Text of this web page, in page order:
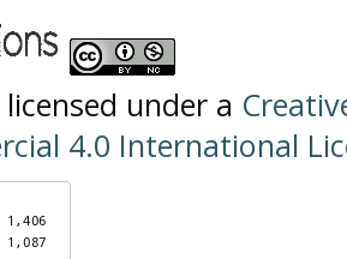
under a
4.0 International